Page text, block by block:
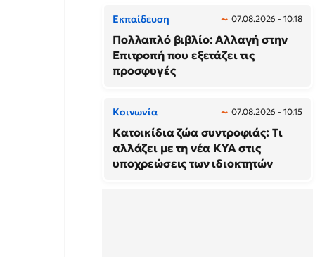
Εκπαίδευση 07.08.2026 - 10:18
Πολλαπλό βιβλίο: Αλλαγή στην
Επιτροπή που εξετάζει τις
προσφυγές
Κοινωνία 07.08.2026 - 10:15
Κατοικίδια ζώα συντροφιάς: Τι
αλλάζει με τη νέα ΚΥΑ στις
υποχρεώσεις των ιδιοκτητών